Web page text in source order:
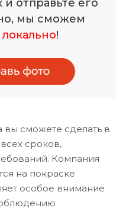
отправьте его
мы сможем
локально!
вы сможете сделать в
сроков,
Компания
на покраске
особое внимание